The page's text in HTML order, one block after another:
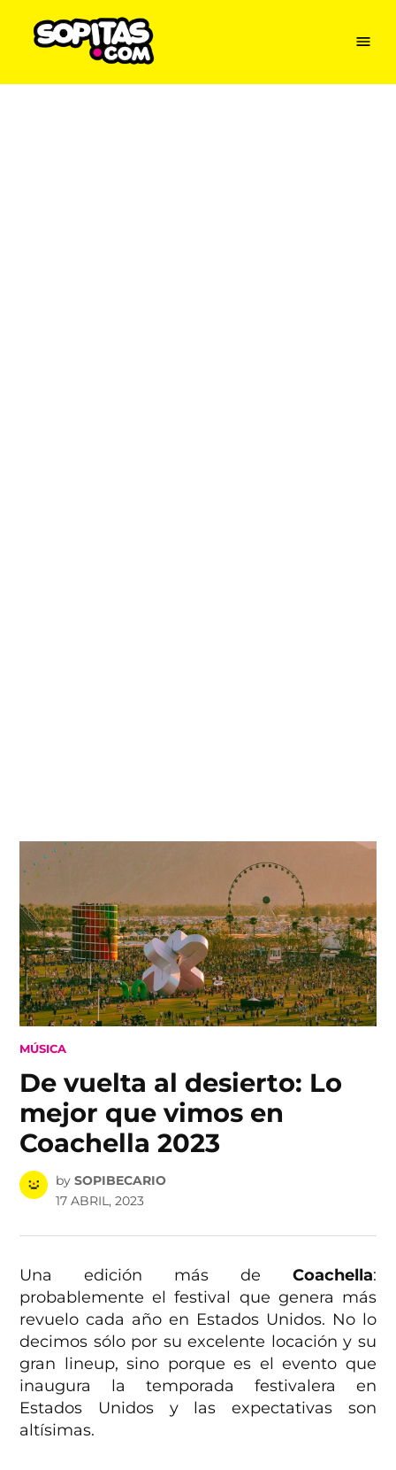
content
Menu
POSTED
MÚSICA
De vuelta al desierto: Lo
mejor que vimos en
Coachella 2023
by SOPIBECARIO
17 ABRIL, 2023
Una edición más de Coachella:
probablemente el festival que genera más
revuelo cada año en Estados Unidos. No lo
decimos sólo por su excelente locación y su
gran lineup, sino porque es el evento que
inaugura la temporada festivalera en
Estados Unidos y las expectativas son
altísimas.